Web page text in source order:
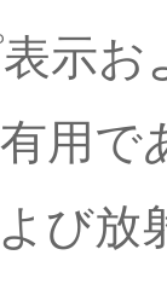
示
用で
び放